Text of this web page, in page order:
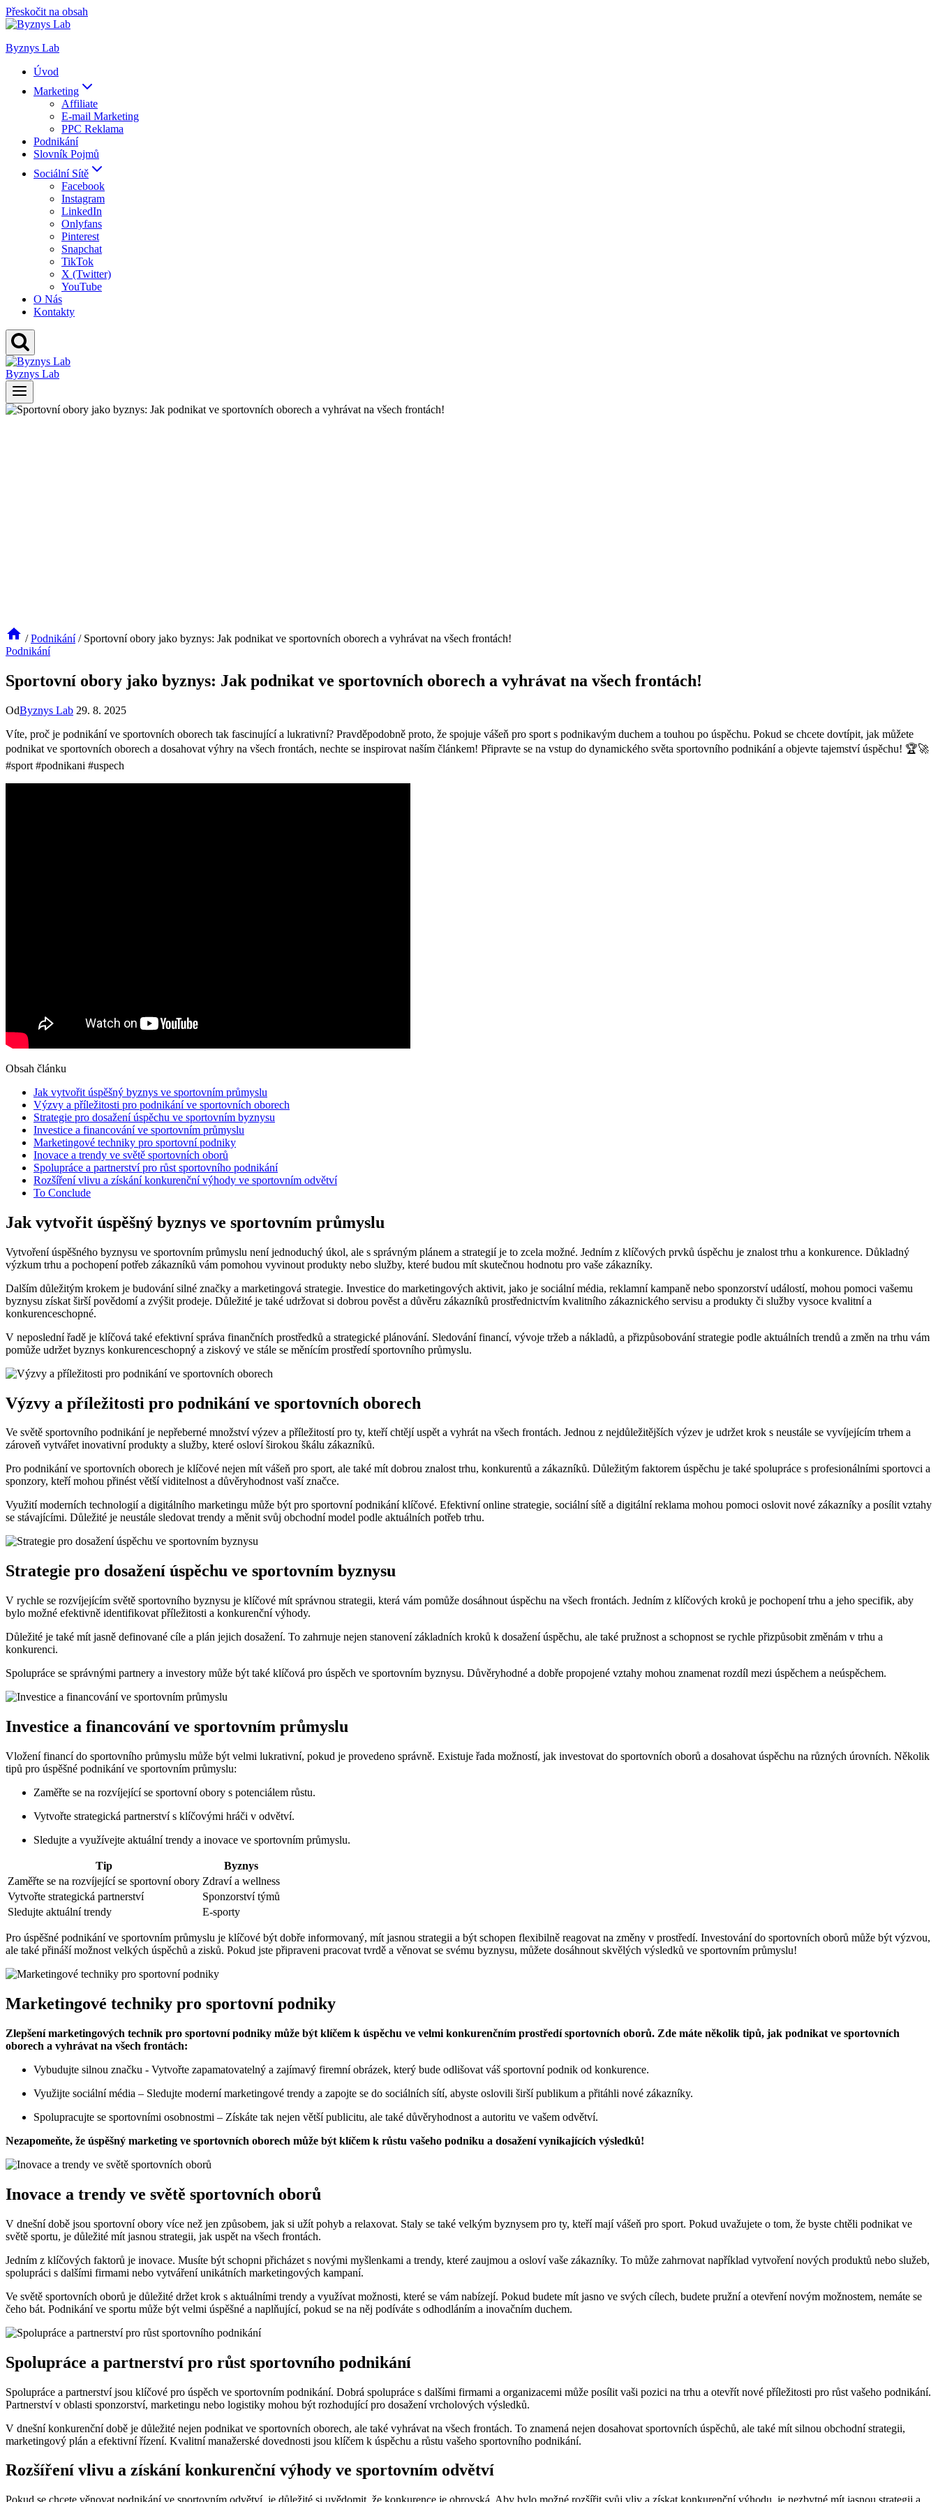
Přeskočit na obsah
Byznys Lab
Úvod
Marketing
Affiliate
E-mail Marketing
PPC Reklama
Podnikání
Slovník Pojmů
Sociální Sítě
Facebook
Instagram
LinkedIn
Onlyfans
Pinterest
Snapchat
TikTok
X (Twitter)
YouTube
O Nás
Kontakty
Byznys Lab
/ Podnikání / Sportovní obory jako byznys: Jak podnikat ve sportovních oborech a vyhrávat na všech frontách!
Podnikání
Sportovní obory jako byznys: Jak podnikat ve sportovních oborech a vyhrávat na všech frontách!
OdByznys Lab 29. 8. 2025
Víte, proč‍ je ⁢podnikání ve ​sportovních oborech ⁤tak fascinující ⁤a lukrativní? Pravděpodobně proto, že spojuje vášeň pro‍ sport s podnikavým duchem ⁣a touhou po ‌úspěchu. Pokud se⁣ chcete dovtípit, jak​ můžete
podnikat ve sportovních oborech a⁢ dosahovat ‍výhry na všech‍ frontách, nechte ⁣se inspirovat naším článkem! Připravte se na vstup⁤ do dynamického světa sportovního ​podnikání a⁣ objevte‍ tajemství úspěchu!​ 🏆🚀
#sport ​#podnikani ‍#uspech
Obsah článku
Jak vytvořit ⁣úspěšný ​byznys ve sportovním průmyslu
Výzvy a příležitosti⁣ pro ⁢podnikání ve sportovních oborech
Strategie⁢ pro ‌dosažení úspěchu ve sportovním byznysu
Investice a financování ve sportovním ⁣průmyslu
Marketingové techniky‍ pro ​sportovní podniky
Inovace⁤ a⁤ trendy ve ⁣světě sportovních oborů
Spolupráce ​a partnerství pro růst‌ sportovního podnikání
Rozšíření ‌vlivu‌ a získání konkurenční výhody ve⁢ sportovním odvětví
To ⁤Conclude
Jak vytvořit ⁣úspěšný ​byznys ve sportovním průmyslu
Vytvoření úspěšného byznysu ve ⁤sportovním průmyslu ⁣není⁢ jednoduchý úkol, ale s správným plánem a strategií ⁤je‌ to ​zcela⁤ možné. ‍Jedním z klíčových‌ prvků ⁣úspěchu je znalost ⁢trhu ⁣a konkurence. ‍Důkladný
výzkum trhu ⁤a pochopení ⁤potřeb⁤ zákazníků vám pomohou vyvinout ⁣produkty nebo služby, které ‌budou mít skutečnou hodnotu ​pro vaše zákazníky.
Dalším důležitým krokem je budování ​silné značky a ⁣marketingová strategie. Investice do marketingových⁤ aktivit, jako je sociální média, reklamní ‍kampaně nebo ‍sponzorství událostí, mohou ⁣pomoci vašemu​
byznysu získat širší povědomí a ‌zvýšit prodeje. Důležité je ⁢také udržovat si dobrou pověst ​a ‍důvěru zákazníků prostřednictvím kvalitního zákaznického servisu⁢ a produkty či⁣ služby ‍vysoce ⁤kvalitní ‍a
konkurenceschopné.
V neposlední řadě je ⁣klíčová také efektivní správa finančních prostředků a​ strategické plánování. Sledování financí, ⁢vývoje tržeb a nákladů, a přizpůsobování strategie podle aktuálních trendů a​ změn na trhu vám
⁢pomůže udržet byznys konkurenceschopný a ziskový ve stále se měnícím ‌prostředí sportovního‍ průmyslu.
Výzvy a příležitosti⁣ pro ⁢podnikání ve sportovních oborech
Ve světě sportovního ‌podnikání je nepřeberné ‌množství ⁢výzev a příležitostí pro ty, kteří chtějí⁢ uspět a vyhrát na všech frontách. ‍Jednou⁢ z nejdůležitějších výzev je udržet krok s neustále se vyvíjejícím trhem a‍
zároveň⁢ vytvářet inovativní produkty a ‍služby, ​které osloví širokou⁣ škálu zákazníků.
Pro ‌podnikání ⁤ve sportovních ​oborech‍ je klíčové nejen mít vášeň‍ pro ⁢sport, ‌ale​ také ​mít ‍dobrou‍ znalost ‍trhu, konkurentů a zákazníků. Důležitým faktorem‌ úspěchu je také spolupráce s profesionálními sportovci a
⁣sponzory, kteří mohou‌ přinést větší⁣ viditelnost a důvěryhodnost vaší značce.
Využití moderních⁣ technologií a ‍digitálního marketingu‍ může být pro sportovní podnikání klíčové. Efektivní⁤ online strategie, sociální sítě ​a digitální⁢ reklama mohou pomoci oslovit ⁣nové zákazníky a posílit vztahy
se stávajícími. Důležité je neustále sledovat trendy a měnit​ svůj obchodní⁣ model podle‌ aktuálních potřeb trhu.
Strategie⁢ pro ‌dosažení úspěchu ve sportovním byznysu
V rychle se rozvíjejícím světě sportovního byznysu ⁢je klíčové mít správnou strategii, která vám pomůže​ dosáhnout⁢ úspěchu na ​všech frontách. Jedním z⁣ klíčových kroků je pochopení trhu a jeho⁤ specifik, ⁤aby
bylo možné efektivně identifikovat‌ příležitosti a​ konkurenční ‌výhody.
Důležité je​ také mít⁢ jasně‍ definované cíle a plán jejich dosažení.​ To zahrnuje nejen stanovení základních ​kroků‍ k dosažení ⁢úspěchu, ‍ale ⁤také‌ pružnost ‍a schopnost se rychle přizpůsobit ⁢změnám v⁤ trhu a
konkurenci.
Spolupráce se‍ správnými partnery a investory může⁢ být ​také klíčová pro úspěch ve sportovním ‌byznysu. ‌Důvěryhodné a ⁣dobře ⁤propojené​ vztahy mohou‍ znamenat ‌rozdíl mezi‍ úspěchem ⁤a​ neúspěchem.
Investice a financování ve sportovním ⁣průmyslu
Vložení financí do sportovního průmyslu⁣ může⁣ být ⁣velmi lukrativní, pokud je⁢ provedeno správně. Existuje⁣ řada možností, jak ‌investovat do sportovních oborů a dosahovat úspěchu⁢ na ‌různých‌ úrovních. ⁣Několik
⁣tipů pro úspěšné ⁢podnikání ⁤ve sportovním ‍průmyslu:
Zaměřte se na‍ rozvíjející se ⁢sportovní ⁤obory s potenciálem růstu.
Vytvořte strategická partnerství s⁢ klíčovými hráči v‍ odvětví.
Sledujte ⁢a ⁢využívejte aktuální trendy a ​inovace ve ⁣sportovním průmyslu.
Tip
Byznys
Zaměřte se na rozvíjející se‌ sportovní ​obory Zdraví a wellness
Vytvořte ⁢strategická ‌partnerství
Sponzorství týmů
Sledujte aktuální trendy
E-sporty
Pro úspěšné⁢ podnikání ve⁣ sportovním průmyslu je klíčové být dobře informovaný, mít‍ jasnou⁤ strategii a‌ být schopen flexibilně reagovat na změny ​v ‌prostředí. Investování do‌ sportovních oborů může být výzvou,⁢
ale ‍také přináší ⁣možnost velkých úspěchů ​a⁢ zisků. Pokud⁢ jste⁣ připraveni pracovat tvrdě a věnovat se svému byznysu, můžete dosáhnout ‍skvělých výsledků ve sportovním průmyslu!
Marketingové techniky‍ pro ​sportovní podniky
Zlepšení ​marketingových​ technik pro sportovní podniky může⁤ být klíčem k ‌úspěchu ve‍ velmi konkurenčním⁢ prostředí sportovních oborů. Zde máte ⁢několik tipů, jak‍ podnikat ⁢ve sportovních
oborech a vyhrávat​ na⁣ všech frontách:
Vybudujte silnou značku ‌-⁣ Vytvořte zapamatovatelný a⁢ zajímavý firemní obrázek, který bude ‍odlišovat ‌váš sportovní⁤ podnik od⁤ konkurence.
Využijte⁤ sociální média – Sledujte ⁢moderní marketingové ⁣trendy ‍a ⁤zapojte se‍ do⁣ sociálních sítí, abyste oslovili širší publikum a‌ přitáhli‌ nové ⁢zákazníky.
Spolupracujte se sportovními osobnostmi – Získáte tak nejen​ větší publicitu, ale také důvěryhodnost⁣ a autoritu ve vašem odvětví.
Nezapomeňte, že ‍úspěšný ⁣marketing ve⁤ sportovních oborech může ⁣být klíčem k růstu ‌vašeho podniku a dosažení ⁤vynikajících výsledků!
Inovace⁤ a⁤ trendy ve ⁣světě sportovních oborů
V dnešní době jsou ⁣sportovní‌ obory více než jen⁢ způsobem, jak si užít pohyb⁢ a relaxovat. Staly se také velkým byznysem pro ty, kteří mají vášeň pro sport.‍ Pokud uvažujete o tom,‌ že byste chtěli podnikat⁢ ve⁤
světě sportu, je důležité mít jasnou strategii, jak ‍uspět ⁣na⁣ všech‍ frontách.
Jedním z klíčových faktorů‍ je inovace. Musíte být schopni přicházet s ‍novými myšlenkami ​a trendy, které zaujmou a ‍osloví vaše zákazníky. To může ‌zahrnovat například vytvoření nových produktů nebo služeb,⁢
spolupráci s dalšími firmami nebo vytváření unikátních marketingových kampaní.
Ve⁣ světě⁢ sportovních ​oborů je důležité držet krok ⁢s ⁣aktuálními trendy a využívat⁢ možnosti, které ​se vám nabízejí. Pokud ‍budete‍ mít‌ jasno ve svých cílech, ‍budete pružní a⁣ otevření novým⁢ možnostem, nemáte se
čeho ​bát. Podnikání⁤ ve sportu může být velmi úspěšné a naplňující, pokud se ⁢na něj podíváte ⁢s odhodláním a inovačním duchem.
Spolupráce ​a partnerství pro růst‌ sportovního podnikání
Spolupráce a partnerství‍ jsou klíčové pro úspěch ve⁢ sportovním ⁣podnikání.‍ Dobrá ⁣spolupráce ⁤s dalšími firmami a organizacemi může posílit vaši ‍pozici na ​trhu a otevřít ⁤nové příležitosti pro růst‌ vašeho⁣ podnikání.
Partnerství v​ oblasti sponzorství, marketingu​ nebo logistiky mohou ⁢být rozhodující pro dosažení vrcholových ⁢výsledků.
V ⁣dnešní konkurenční⁤ době je‌ důležité⁢ nejen podnikat ⁣ve⁢ sportovních oborech, ale také vyhrávat na všech‌ frontách. To znamená ​nejen dosahovat⁣ sportovních úspěchů, ale také⁢ mít ⁣silnou⁣ obchodní strategii,
marketingový plán a efektivní řízení. ​Kvalitní manažerské dovednosti jsou klíčem k úspěchu a růstu vašeho sportovního podnikání.
Rozšíření ‌vlivu‌ a získání konkurenční výhody ve⁢ sportovním odvětví